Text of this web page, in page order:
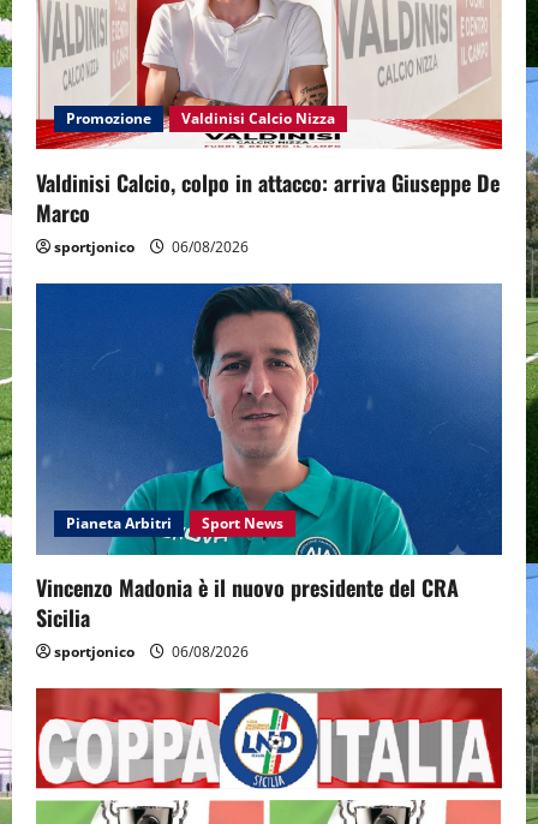
Promozione Valdinisi Calcio Nizza
Valdinisi Calcio, colpo in attacco: arriva Giuseppe De
Marco
sportjonico 06/08/2026
Pianeta Arbitri Sport News
Vincenzo Madonia è il nuovo presidente del CRA
Sicilia
sportjonico 06/08/2026